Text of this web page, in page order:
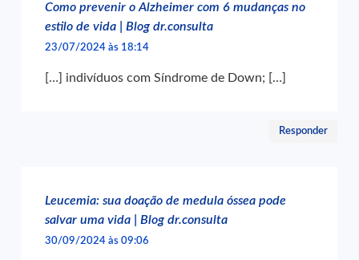
Como prevenir o Alzheimer com 6 mudanças no
estilo de vida | Blog dr.consulta
23/07/2024 às 18:14
[…] indivíduos com Síndrome de Down; […]
Responder
Leucemia: sua doação de medula óssea pode
salvar uma vida | Blog dr.consulta
30/09/2024 às 09:06